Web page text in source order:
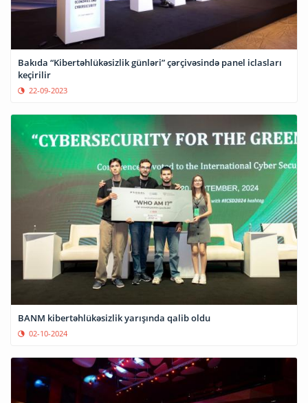
Bakıda “Kibertəhlükəsizlik günləri” çərçivəsində panel iclasları
keçirilir
22-09-2023
BANM kibertəhlükəsizlik yarışında qalib oldu
02-10-2024